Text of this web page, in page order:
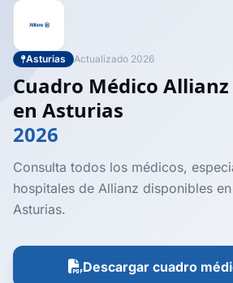
Asturias Actualizado 2026
Cuadro Médico Allianz
en Asturias
2026
Consulta todos los médicos,
hospitales de Allianz disponibles
Asturias.
Descargar cuadro